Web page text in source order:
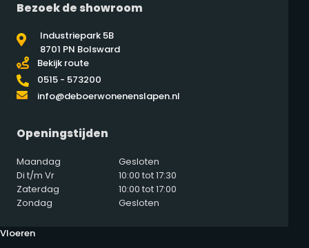
Bezoek de showroom
Industriepark 5B
8701 PN Bolsward
Bekijk route
0515 - 573200
info@deboerwonenenslapen.nl
Openingstijden
Maandag
Gesloten
Di t/m Vr
10:00 tot 17:30
Zaterdag
10:00 tot 17:00
Zondag
Gesloten
Vloeren